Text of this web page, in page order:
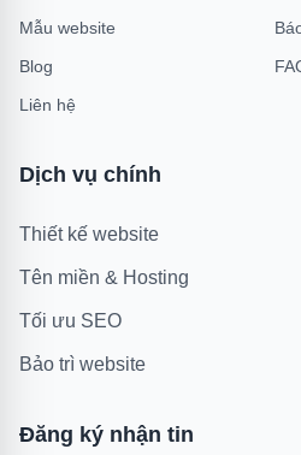
Mẫu website
Blog
Liên hệ
Dịch vụ chính
Thiết kế website
Tên miền & Hosting
Tối ưu SEO
Bảo trì website
Đăng ký nhận tin